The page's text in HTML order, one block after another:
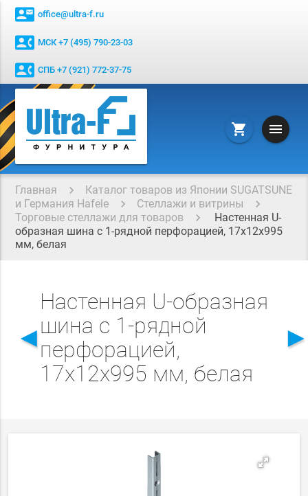
contact_mail office@ultra-f.ru
contact_phone МСК +7 (495) 790-23-03
contact_phone СПБ +7 (921) 772-37-75
shopping_cart menu
Главная
Каталог товаров из Японии SUGATSUNE
и Германия Hafele
Стеллажи и витрины
Торговые стеллажи для товаров
Настенная U-
образная шина с 1-рядной перфорацией, 17х12х995
мм, белая
◄
Настенная U-образная
шина с 1-рядной
перфорацией,
17х12х995 мм, белая